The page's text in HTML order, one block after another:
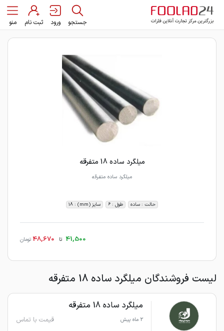
جستجو ورود ثبت نام منو
میلگرد ساده 18 متفرقه
میلگرد ساده متفرقه
حالت : ساده طول : 6 سایز (mm) : 18
41,500 تا 48,670 تومان
لیست فروشندگان میلگرد ساده 18 متفرقه
میلگرد ساده 18 متفرقه
2 ماه پیش قیمت با تماس